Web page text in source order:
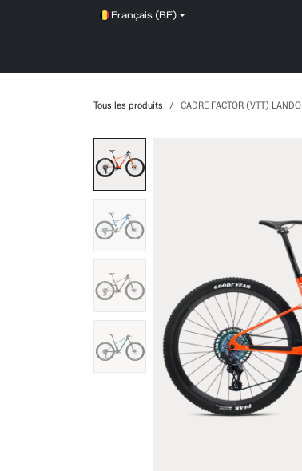
Français (BE)
Tous les produits CADRE FACTOR (VTT) LANDO